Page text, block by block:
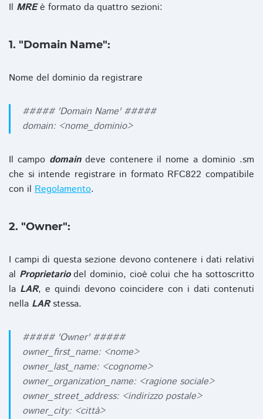
Il MREè formato da quattro sezioni:
1. "Domain Name":
Nome del dominio da registrare
##### 'Domain Name' #####
domain: <nome_dominio>
Il campo domaindeve contenere il nome a dominio .sm
che si intende registrare in formato RFC822 compatibile
con il Regolamento.
2. "Owner":
I campi di questa sezione devono contenere i dati relativi
al Proprietariodel dominio, cioè colui che ha sottoscritto
la LAR, e quindi devono coincidere con i dati contenuti
nella LARstessa.
##### 'Owner' #####
owner_first_name: <nome>
owner_last_name: <cognome>
owner_organization_name: <ragione sociale>
owner_street_address: <indirizzo postale>
owner_city: <città>